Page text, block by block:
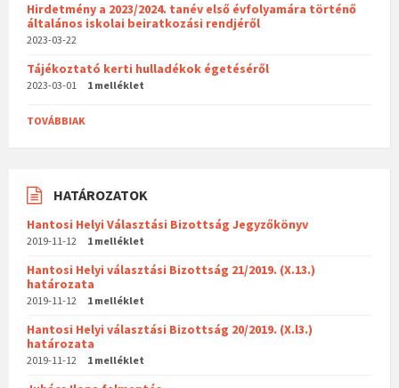
Hirdetmény a 2023/2024. tanév első évfolyamára történő
általános iskolai beiratkozási rendjéről
2023-03-22
Tájékoztató kerti hulladékok égetéséről
2023-03-01 1 melléklet
TOVÁBBIAK
HATÁROZATOK
Hantosi Helyi Választási Bizottság Jegyzőkönyv
2019-11-12 1 melléklet
Hantosi Helyi választási Bizottság 21/2019. (X.13.)
határozata
2019-11-12 1 melléklet
Hantosi Helyi választási Bizottság 20/2019. (X.l3.)
határozata
2019-11-12 1 melléklet